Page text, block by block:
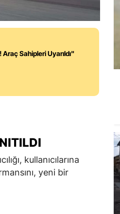
Araç Sahipleri Uyarıldı"
kullanıcılarına
yeni bir